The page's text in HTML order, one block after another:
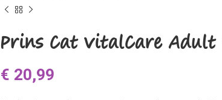
Prins Cat VitalCare Adult
€ 20,99